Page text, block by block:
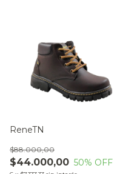
ReneTN
$44.000,00
$88.000,00
50% OFF